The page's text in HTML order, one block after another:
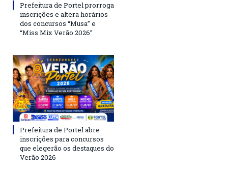
Prefeitura de Portel prorroga
inscrições e altera horários
dos concursos “Musa” e
“Miss Mix Verão 2026”
Prefeitura de Portel abre
inscrições para concursos
que elegerão os destaques do
Verão 2026